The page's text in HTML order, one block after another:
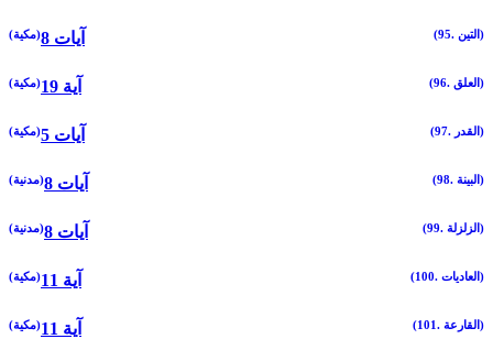
(95. التين) (مكية) 8 آيات
(96. العلق) (مكية) 19 آية
(97. القدر) (مكية) 5 آيات
(98. البينة) (مدنية) 8 آيات
(99. الزلزلة) (مدنية) 8 آيات
(100. العاديات) (مكية) 11 آية
(101. القارعة) (مكية) 11 آية